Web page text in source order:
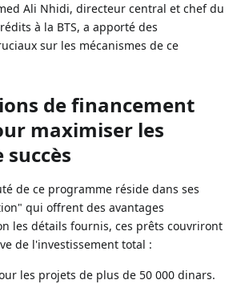
Ali Nhidi, directeur central et chef du
à la BTS, a apporté des
sur les mécanismes de ce
de financement
maximiser les
succès
de ce programme réside dans ses
qui offrent des avantages
les détails fournis, ces prêts couvriront
de l'investissement total :
les projets de plus de 50 000 dinars.